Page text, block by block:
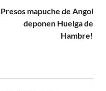
Presos mapuche de Angol
deponen Huelga de
Hambre!